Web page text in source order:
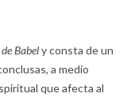
Babely consta de un
a medio
que afecta al